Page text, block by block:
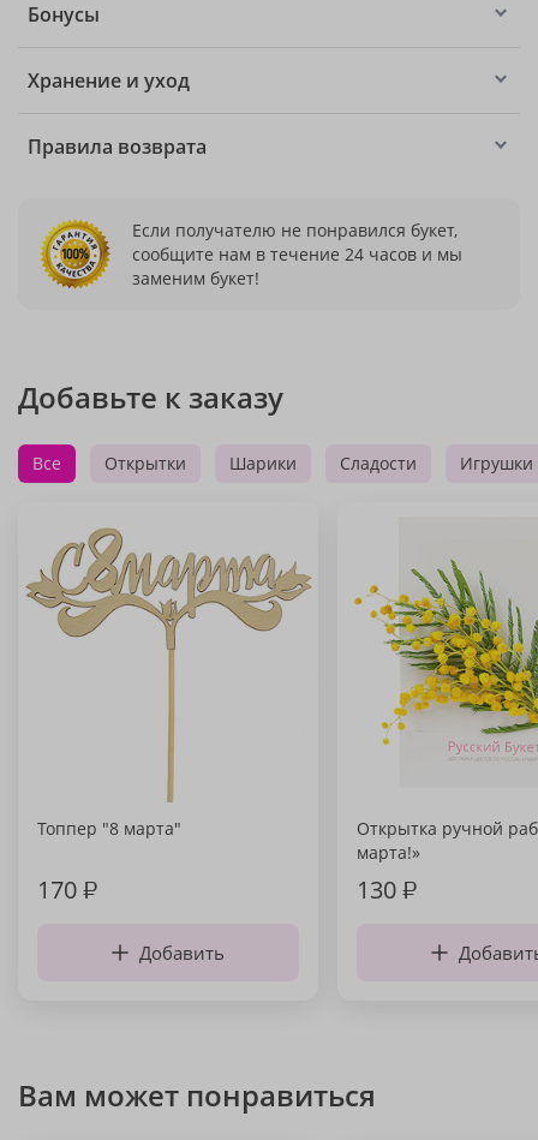
Бонусы
Хранение и уход
Правила возврата
Если получателю не понравился букет,
сообщите нам в течение 24 часов и мы
заменим букет!
Добавьте к заказу
Все Открытки Шарики Сладости Игрушки
Топпер "8 марта"
170₽
Добавить
Открытка ручной
марта!»
130₽
Вам может понравиться